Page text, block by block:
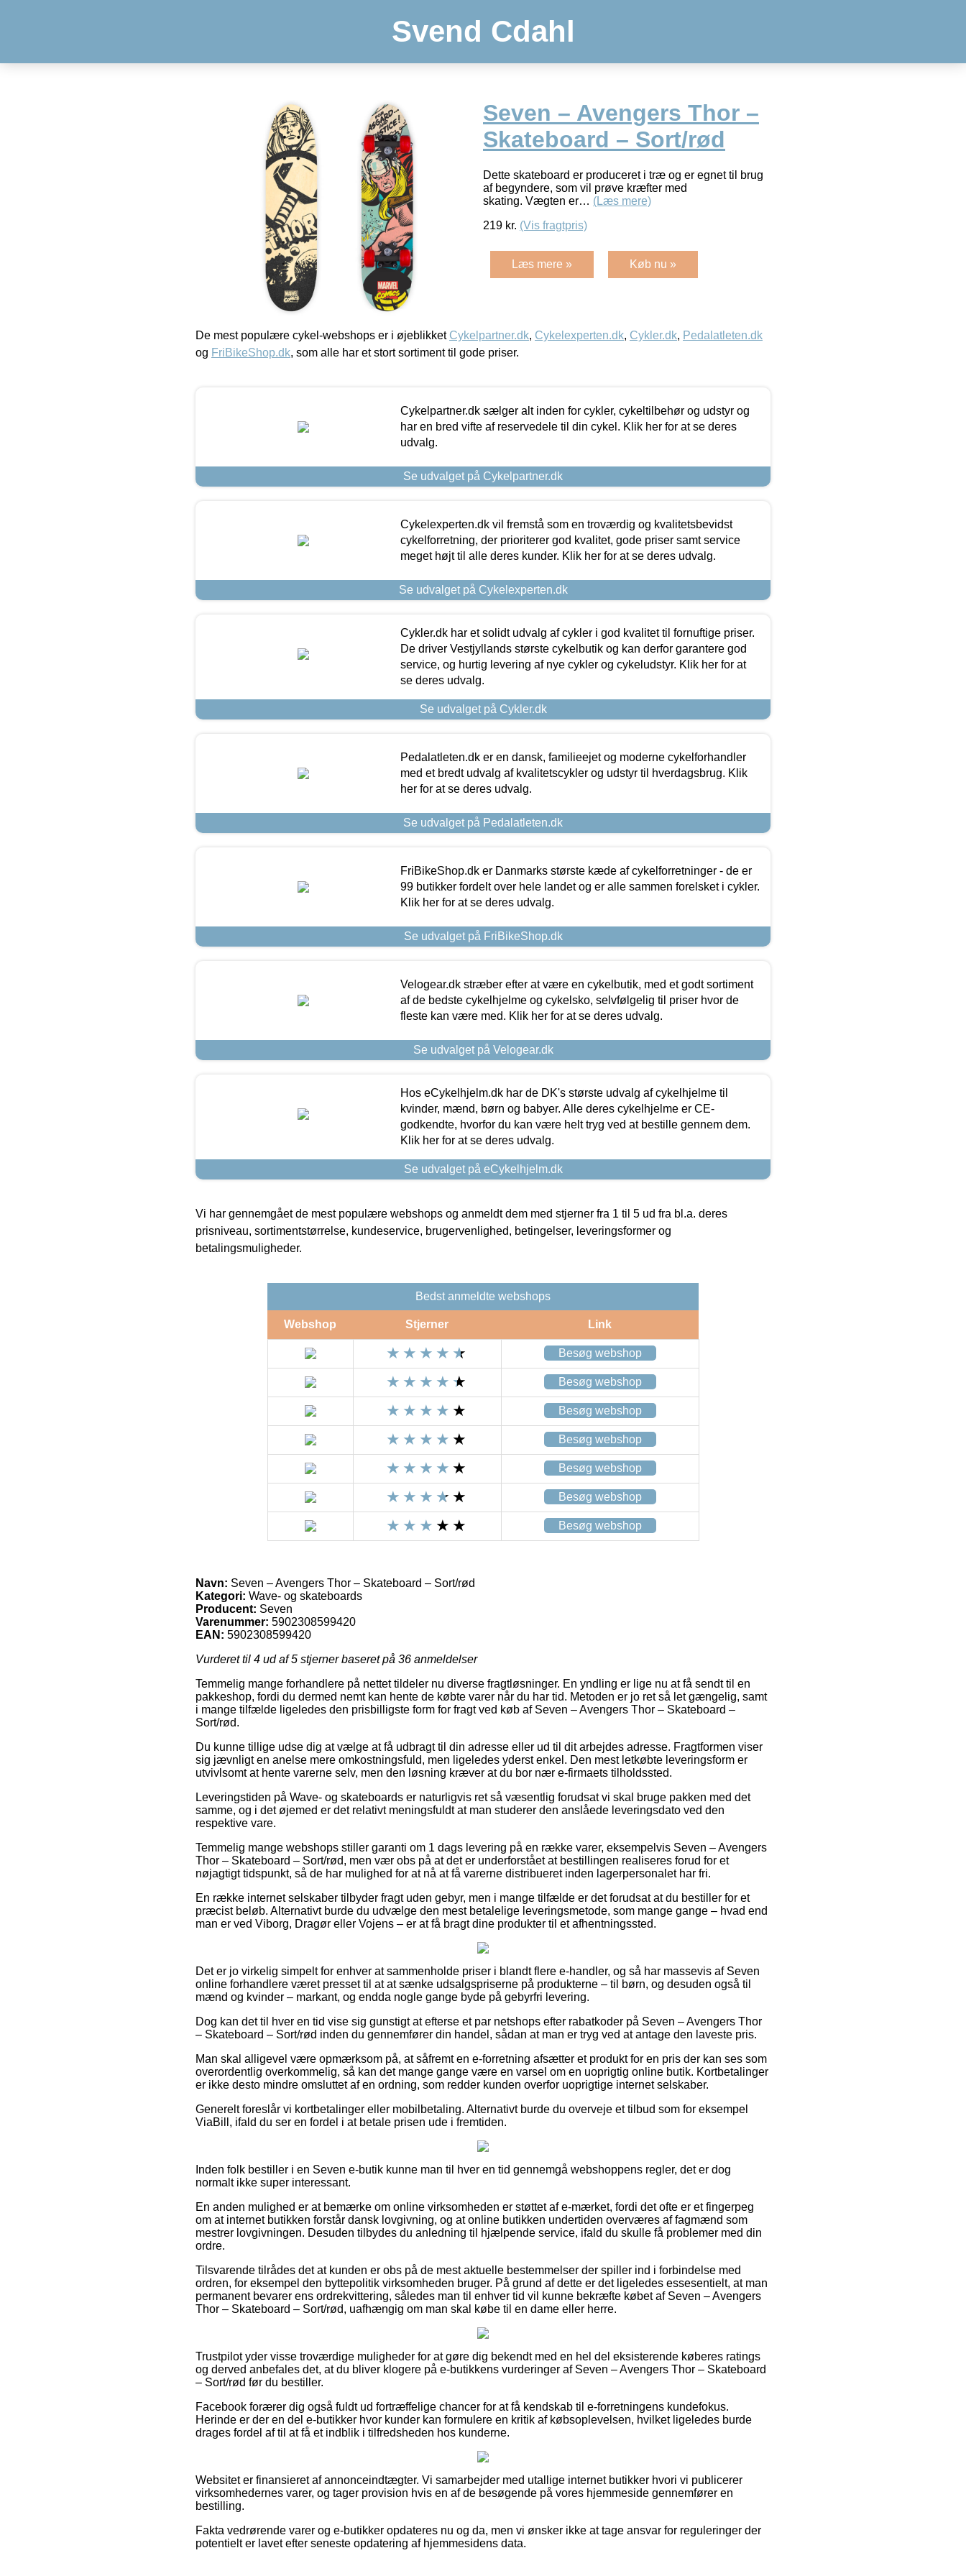
Svend Cdahl
Seven – Avengers Thor –
Skateboard – Sort/rød
Dette skateboard er produceret i træ og er egnet til brug
af begyndere, som vil prøve kræfter med
skating. Vægten er… (Læs mere)
219 kr. (Vis fragtpris)
Læs mere » Køb nu »
De mest populære cykel-webshops er i øjeblikket Cykelpartner.dk, Cykelexperten.dk, Cykler.dk, Pedalatleten.dk
og FriBikeShop.dk, som alle har et stort sortiment til gode priser.
Cykelpartner.dk sælger alt inden for cykler, cykeltilbehør og udstyr og
har en bred vifte af reservedele til din cykel. Klik her for at se deres
udvalg.
Se udvalget på Cykelpartner.dk
Cykelexperten.dk vil fremstå som en troværdig og kvalitetsbevidst
cykelforretning, der prioriterer god kvalitet, gode priser samt service
meget højt til alle deres kunder. Klik her for at se deres udvalg.
Se udvalget på Cykelexperten.dk
Cykler.dk har et solidt udvalg af cykler i god kvalitet til fornuftige priser.
De driver Vestjyllands største cykelbutik og kan derfor garantere god
service, og hurtig levering af nye cykler og cykeludstyr. Klik her for at
se deres udvalg.
Se udvalget på Cykler.dk
Pedalatleten.dk er en dansk, familieejet og moderne cykelforhandler
med et bredt udvalg af kvalitetscykler og udstyr til hverdagsbrug. Klik
her for at se deres udvalg.
Se udvalget på Pedalatleten.dk
FriBikeShop.dk er Danmarks største kæde af cykelforretninger - de er
99 butikker fordelt over hele landet og er alle sammen forelsket i cykler.
Klik her for at se deres udvalg.
Se udvalget på FriBikeShop.dk
Velogear.dk stræber efter at være en cykelbutik, med et godt sortiment
af de bedste cykelhjelme og cykelsko, selvfølgelig til priser hvor de
fleste kan være med. Klik her for at se deres udvalg.
Se udvalget på Velogear.dk
Hos eCykelhjelm.dk har de DK's største udvalg af cykelhjelme til
kvinder, mænd, børn og babyer. Alle deres cykelhjelme er CE-
godkendte, hvorfor du kan være helt tryg ved at bestille gennem dem.
Klik her for at se deres udvalg.
Se udvalget på eCykelhjelm.dk
Vi har gennemgået de mest populære webshops og anmeldt dem med stjerner fra 1 til 5 ud fra bl.a. deres
prisniveau, sortimentstørrelse, kundeservice, brugervenlighed, betingelser, leveringsformer og
betalingsmuligheder.
Bedst anmeldte webshops
Webshop Stjerner Link
Besøg webshop
Besøg webshop
Besøg webshop
Besøg webshop
Besøg webshop
Besøg webshop
Besøg webshop
Navn: Seven – Avengers Thor – Skateboard – Sort/rød
Kategori: Wave- og skateboards
Producent: Seven
Varenummer: 5902308599420
EAN: 5902308599420
Vurderet til 4 ud af 5 stjerner baseret på 36 anmeldelser
Temmelig mange forhandlere på nettet tildeler nu diverse fragtløsninger. En yndling er lige nu at få sendt til en
pakkeshop, fordi du dermed nemt kan hente de købte varer når du har tid. Metoden er jo ret så let gængelig, samt
i mange tilfælde ligeledes den prisbilligste form for fragt ved køb af Seven – Avengers Thor – Skateboard –
Sort/rød.
Du kunne tillige udse dig at vælge at få udbragt til din adresse eller ud til dit arbejdes adresse. Fragtformen viser
sig jævnligt en anelse mere omkostningsfuld, men ligeledes yderst enkel. Den mest letkøbte leveringsform er
utvivlsomt at hente varerne selv, men den løsning kræver at du bor nær e-firmaets tilholdssted.
Leveringstiden på Wave- og skateboards er naturligvis ret så væsentlig forudsat vi skal bruge pakken med det
samme, og i det øjemed er det relativt meningsfuldt at man studerer den anslåede leveringsdato ved den
respektive vare.
Temmelig mange webshops stiller garanti om 1 dags levering på en række varer, eksempelvis Seven – Avengers
Thor – Skateboard – Sort/rød, men vær obs på at det er underforstået at bestillingen realiseres forud for et
nøjagtigt tidspunkt, så de har mulighed for at nå at få varerne distribueret inden lagerpersonalet har fri.
En række internet selskaber tilbyder fragt uden gebyr, men i mange tilfælde er det forudsat at du bestiller for et
præcist beløb. Alternativt burde du udvælge den mest betalelige leveringsmetode, som mange gange – hvad end
man er ved Viborg, Dragør eller Vojens – er at få bragt dine produkter til et afhentningssted.
Det er jo virkelig simpelt for enhver at sammenholde priser i blandt flere e-handler, og så har massevis af Seven
online forhandlere været presset til at at sænke udsalgspriserne på produkterne – til børn, og desuden også til
mænd og kvinder – markant, og endda nogle gange byde på gebyrfri levering.
Dog kan det til hver en tid vise sig gunstigt at efterse et par netshops efter rabatkoder på Seven – Avengers Thor
– Skateboard – Sort/rød inden du gennemfører din handel, sådan at man er tryg ved at antage den laveste pris.
Man skal alligevel være opmærksom på, at såfremt en e-forretning afsætter et produkt for en pris der kan ses som
overordentlig overkommelig, så kan det mange gange være en varsel om en uoprigtig online butik. Kortbetalinger
er ikke desto mindre omsluttet af en ordning, som redder kunden overfor uoprigtige internet selskaber.
Generelt foreslår vi kortbetalinger eller mobilbetaling. Alternativt burde du overveje et tilbud som for eksempel
ViaBill, ifald du ser en fordel i at betale prisen ude i fremtiden.
Inden folk bestiller i en Seven e-butik kunne man til hver en tid gennemgå webshoppens regler, det er dog
normalt ikke super interessant.
En anden mulighed er at bemærke om online virksomheden er støttet af e-mærket, fordi det ofte er et fingerpeg
om at internet butikken forstår dansk lovgivning, og at online butikken undertiden overværes af fagmænd som
mestrer lovgivningen. Desuden tilbydes du anledning til hjælpende service, ifald du skulle få problemer med din
ordre.
Tilsvarende tilrådes det at kunden er obs på de mest aktuelle bestemmelser der spiller ind i forbindelse med
ordren, for eksempel den byttepolitik virksomheden bruger. På grund af dette er det ligeledes essesentielt, at man
permanent bevarer ens ordrekvittering, således man til enhver tid vil kunne bekræfte købet af Seven – Avengers
Thor – Skateboard – Sort/rød, uafhængig om man skal købe til en dame eller herre.
Trustpilot yder visse troværdige muligheder for at gøre dig bekendt med en hel del eksisterende køberes ratings
og derved anbefales det, at du bliver klogere på e-butikkens vurderinger af Seven – Avengers Thor – Skateboard
– Sort/rød før du bestiller.
Facebook forærer dig også fuldt ud fortræffelige chancer for at få kendskab til e-forretningens kundefokus.
Herinde er der en del e-butikker hvor kunder kan formulere en kritik af købsoplevelsen, hvilket ligeledes burde
drages fordel af til at få et indblik i tilfredsheden hos kunderne.
Websitet er finansieret af annonceindtægter. Vi samarbejder med utallige internet butikker hvori vi publicerer
virksomhedernes varer, og tager provision hvis en af de besøgende på vores hjemmeside gennemfører en
bestilling.
Fakta vedrørende varer og e-butikker opdateres nu og da, men vi ønsker ikke at tage ansvar for reguleringer der
potentielt er lavet efter seneste opdatering af hjemmesidens data.